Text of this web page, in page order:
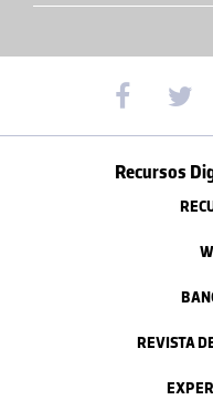
Recursos
REVISTA